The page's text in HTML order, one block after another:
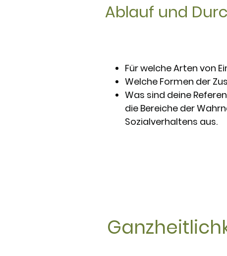
Ablauf und
Für welche Arten von
Welche Formen der
Was sind deine
die Bereiche der
Sozialverhaltens aus.